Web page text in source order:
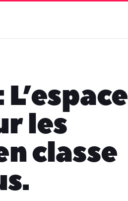
les
classe